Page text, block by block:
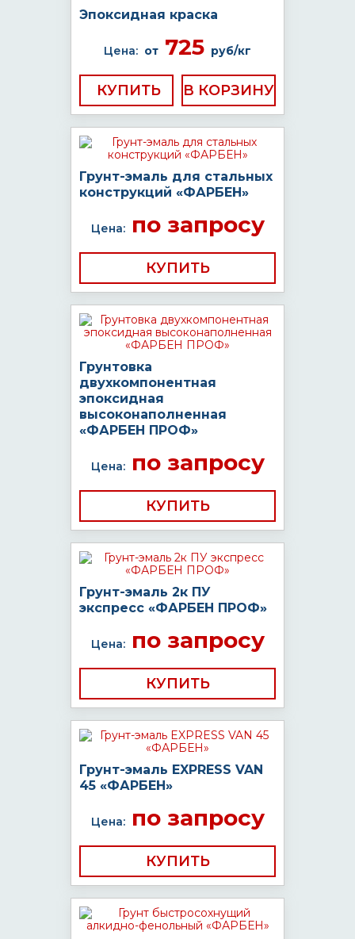
Эпоксидная краска
Цена: от 725 руб/кг
КУПИТЬ
Грунт-эмаль для стальных
конструкций «ФАРБЕН»
Цена:по запросу
КУПИТЬ
Грунтовка
двухкомпонентная
эпоксидная
высоконаполненная
«ФАРБЕН ПРОФ»
Цена:по запросу
КУПИТЬ
Грунт-эмаль 2к ПУ
экспресс «ФАРБЕН ПРОФ»
Цена:по запросу
КУПИТЬ
Грунт-эмаль EXPRESS VAN
45 «ФАРБЕН»
Цена:по запросу
КУПИТЬ